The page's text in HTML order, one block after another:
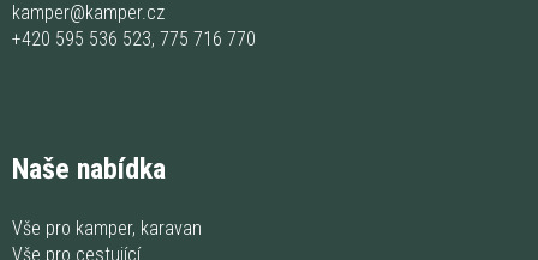
kamper@kamper.cz
+420 595 536 523, 775 716 770
Naše nabídka
Vše pro kamper, karavan
Vše pro cestující